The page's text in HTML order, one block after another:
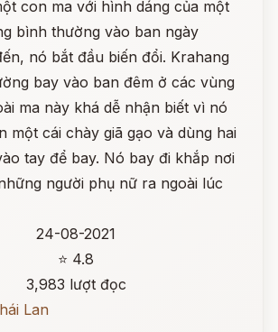
con ma với hình dáng của một
bình thường vào ban ngày
nó bắt đầu biến đổi. Krahang
bay vào ban đêm ở các vùng
ma này khá dễ nhận biết vì nó
một cái chày giã gạo và dùng hai
tay để bay. Nó bay đi khắp nơi
người phụ nữ ra ngoài lúc
24-08-2021
⭐ 4.8
3,983 lượt đọc
Lan